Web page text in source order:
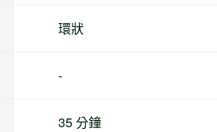
環狀
-
35 分鐘